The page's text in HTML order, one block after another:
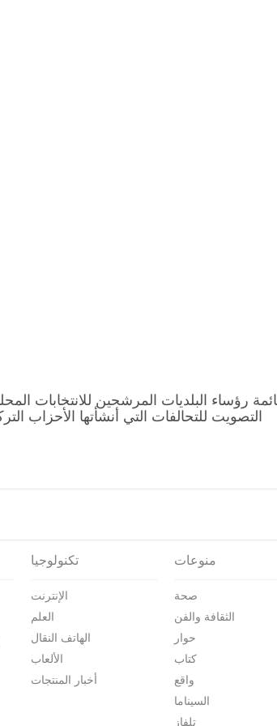
تكنولوجيا
الإنترنت
العلم
الهاتف النقال
الألعاب
أخبار المنتجات
منوعات
صحة
الثقافة والفن
حوار
كتاب
واقع
السيناما
تلفاز